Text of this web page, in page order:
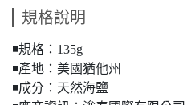
規格說明
◾️規格：135g
◾️產地：美國猶他州
◾️成分：天然海鹽